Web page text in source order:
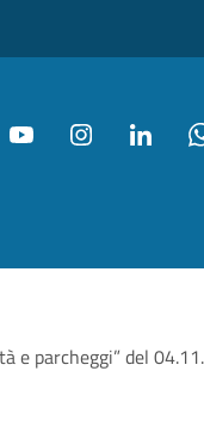
e parcheggi” del